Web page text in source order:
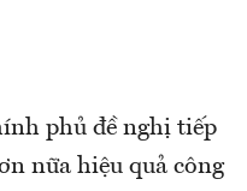
phủ đề nghị tiếp
nữa hiệu quả công